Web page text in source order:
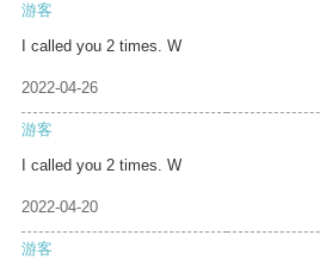
游客
I called you 2 times. W
2022-04-26
游客
I called you 2 times. W
2022-04-20
游客